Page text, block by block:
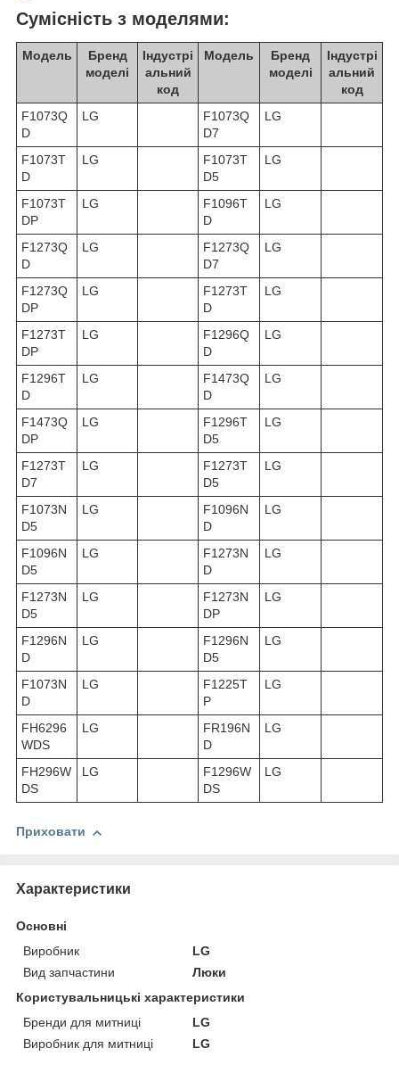
Сумісність з моделями:
Модель
Бренд
моделі
Індустрі
альний
код
Модель
Бренд
моделі
Індустрі
альний
код
F1073Q
D
LG
F1073Q
D7
LG
F1073T
D
LG
F1073T
D5
LG
F1073T
DP
LG
F1096T
D
LG
F1273Q
D
LG
F1273Q
D7
LG
F1273Q
DP
LG
F1273T
D
LG
F1273T
DP
LG
F1296Q
D
LG
F1296T
D
LG
F1473Q
D
LG
F1473Q
DP
LG
F1296T
D5
LG
F1273T
D7
LG
F1273T
D5
LG
F1073N
D5
LG
F1096N
D
LG
F1096N
D5
LG
F1273N
D
LG
F1273N
D5
LG
F1273N
DP
LG
F1296N
D
LG
F1296N
D5
LG
F1073N
D
LG
F1225T
P
LG
FH6296
WDS
LG
FR196N
D
LG
FH296W
DS
LG
F1296W
DS
LG
Приховати
Характеристики
Основні
Виробник
LG
Вид запчастини
Люки
Користувальницькі характеристики
Бренди для митниці
LG
Виробник для митниці
LG